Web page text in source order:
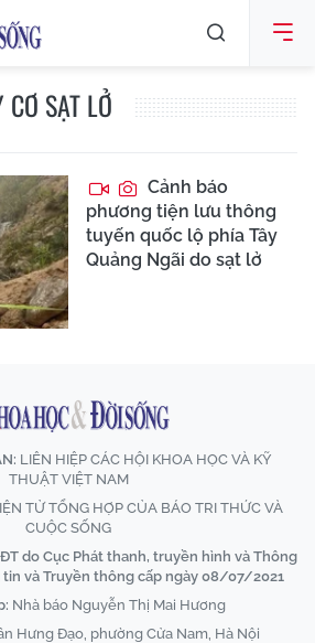
SẠT LỞ
Cảnh báo
phương tiện lưu thông
tuyến quốc lộ phía Tây
Quảng Ngãi do sạt lở
LIÊN HIỆP CÁC HỘI KHOA HỌC VÀ KỸ
THUẬT VIỆT NAM
TỬ TỔNG HỢP CỦA BÁO TRI THỨC VÀ
CUỘC SỐNG
do Cục Phát thanh, truyền hình và Thông
và Truyền thông cấp ngày 08/07/2021
Nhà báo Nguyễn Thị Mai Hương
Hưng Đạo, phường Cửa Nam, Hà Nội